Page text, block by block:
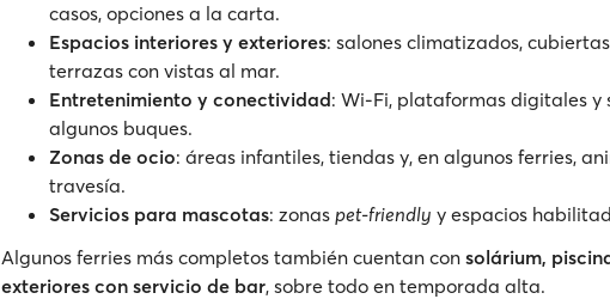
casos, opciones a la carta.
Espacios interiores y exteriores: salones climatizados,
terrazas con vistas al mar.
Entretenimiento y conectividad: Wi-Fi, plataformas digitales y
algunos buques.
Zonas de ocio: áreas infantiles, tiendas y, en algunos ferries,
travesía.
Servicios para mascotas: zonas pet-friendly y espacios
Algunos ferries más completos también cuentan con solárium,
exteriores con servicio de bar, sobre todo en temporada alta.